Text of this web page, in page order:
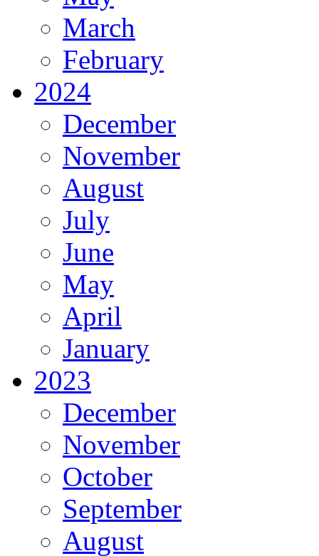
March
February
2024
December
November
August
July
June
May
April
January
2023
December
November
October
September
August